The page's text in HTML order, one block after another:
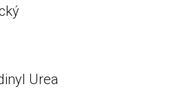
Urea